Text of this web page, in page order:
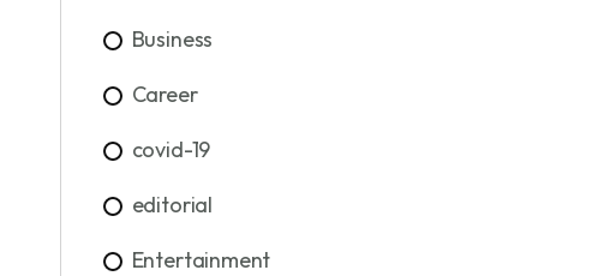
Business
Career
covid-19
editorial
Entertainment